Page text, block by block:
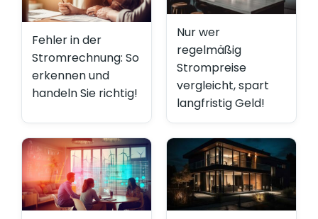
Fehler in der
Stromrechnung: So
erkennen und
handeln Sie richtig!
Nur wer
regelmäßig
Strompreise
vergleicht, spart
langfristig Geld!